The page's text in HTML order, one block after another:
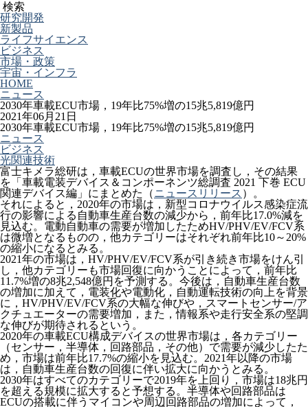
検索
研究開発
新製品
ライフサイエンス
ビジネス
市場・政策
宇宙・インフラ
HOME
ニュース
2030年車載ECU市場，19年比75%増の15兆5,819億円
2021年06月21日
2030年車載ECU市場，19年比75%増の15兆5,819億円
ニュース
ビジネス
光関連技術
富士キメラ総研は，車載ECUの世界市場を調査し，その結果
を「車載電装デバイス＆コンポーネンツ総調査 2021 下巻 ECU
関連デバイス編」にまとめた（ニュースリリース ）。
それによると，2020年の市場は，新型コロナウイルス感染症流
行の影響による自動車生産台数の減少から，前年比17.0%減を
見込む。電動自動車の需要が増加したためHV/PHV/EV/FCV系
は微増となるものの，他カテゴリーはそれぞれ前年比10～20%
の縮小になるとみる。
2021年の市場は，HV/PHV/EV/FCV系が引き続き市場をけん引
し，他カテゴリーも市場回復に向かうことによって，前年比
11.7%増の8兆2,548億円を予測する。今後は，自動車生産台数
の増加に加えて，電装化や電動化，自動運転技術の向上を背景
に，HV/PHV/EV/FCV系の大幅な伸びや，スマートセンサー/ア
クチュエーターの需要増加，また，情報系や走行安全系の堅調
な伸びが期待されるという。
2020年の車載ECU構成デバイスの世界市場は，各カテゴリー
（センサー，半導体，回路部品，その他）で需要が減少したた
め，市場は前年比17.7%の縮小を見込む。2021年以降の市場
は，自動車生産台数の回復に伴い拡大に向かうとみる。
2030年はすべてのカテゴリーで2019年を上回り，市場は18兆円
を超える規模に拡大すると予想する。半導体や回路部品は
ECUの搭載に伴うマイコンや周辺回路部品の増加によって，